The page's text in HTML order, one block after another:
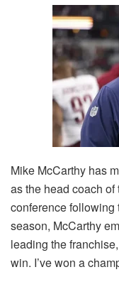
Mike McCarthy has
as the head coach
conference following
season, McCarthy
leading the
win. I’ve won a